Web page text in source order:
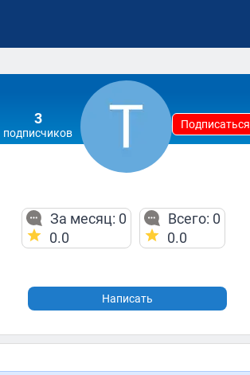
3
подписчиков
Подписаться
За месяц: 0
0.0
Всего: 0
0.0
Написать